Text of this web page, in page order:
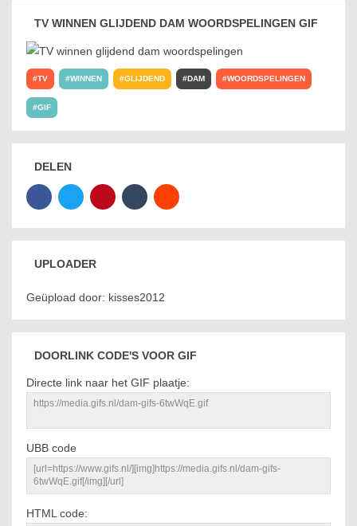
TV WINNEN GLIJDEND DAM WOORDSPELINGEN GIF
TV WINNEN GLIJDEND DAM WOORDSPELINGEN
GIF
DELEN
UPLOADER
Geüpload door: kisses2012
DOORLINK CODE'S VOOR GIF
Directe link naar het GIF plaatje:
UBB code
HTML code: